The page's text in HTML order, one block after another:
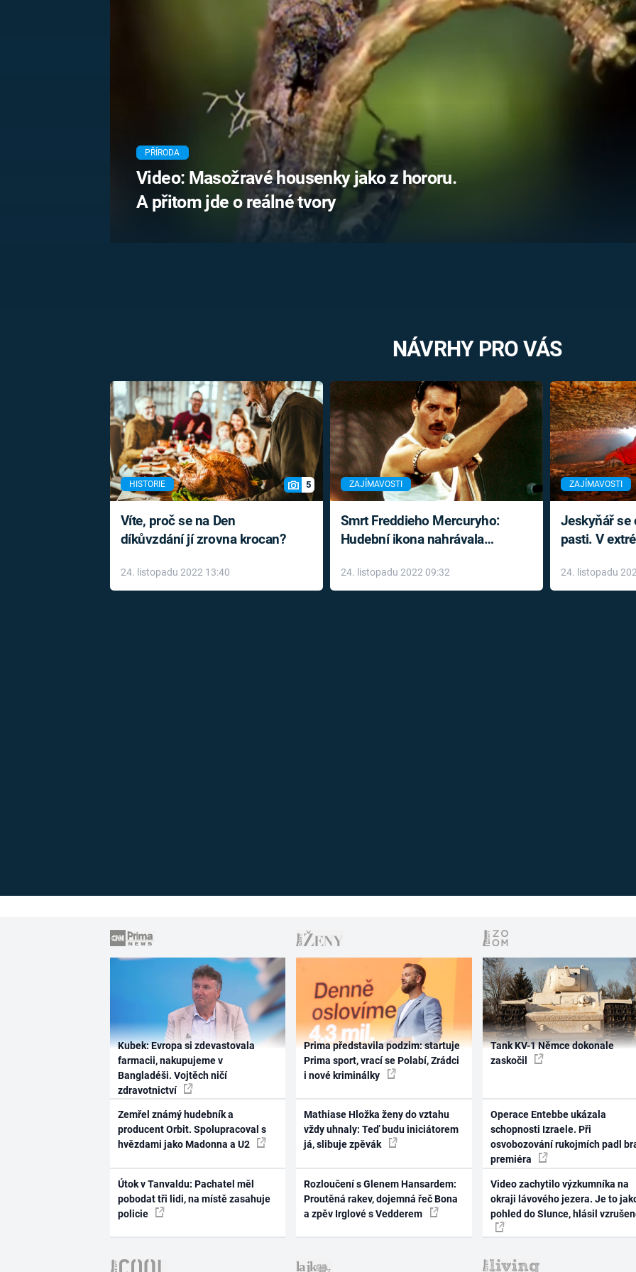
MARIE TEREZIE
NAPOLEON
BONAPARTE
KRÁLOVSKÁ
RODINA
UFO A
MIMOZEMŠŤANÉ
HISTORIE
FILMY
REALITA
HORORY
REALITA
PŘÍRODA
Video: Masožravé housenky jako z hororu.
A přitom jde o reálné tvory
NÁVRHY PRO VÁS
HISTORIE 5
Víte, proč se na Den
díkůvzdání jí zrovna krocan?
24. listopadu 2022 13:40
ZAJÍMAVOSTI
Smrt Freddieho Mercuryho:
Hudební ikona nahrávala
léky
24. listopadu 2022 09:32
ZAJÍMAVOSTI
Jeskyňář se
pasti. V
24. listopadu
Kubek: Evropa si zdevastovala
farmacii, nakupujeme v
Bangladéši. Vojtěch ničí
zdravotnictví
Zemřel známý hudebník a
producent Orbit. Spolupracoval s
hvězdami jako Madonna a U2
Útok v Tanvaldu: Pachatel měl
pobodat tři lidi, na místě zasahuje
policie
Prima představila podzim: startuje
Prima sport, vrací se Polabí, Zrádci
i nové kriminálky
Mathiase Hložka ženy do vztahu
vždy uhnaly: Teď budu iniciátorem
já, slibuje zpěvák
Rozloučení s Glenem Hansardem:
Proutěná rakev, dojemná řeč Bona
a zpěv Irglové s Vedderem
Tank KV-1 Němce dokonale
zaskočil
Operace Entebbe ukázala
schopnosti Izraele. Při
osvobozování rukojmích padl
premiéra
Video zachytilo výzkumníka na
okraji lávového jezera. Je to
pohled do Slunce, hlásil